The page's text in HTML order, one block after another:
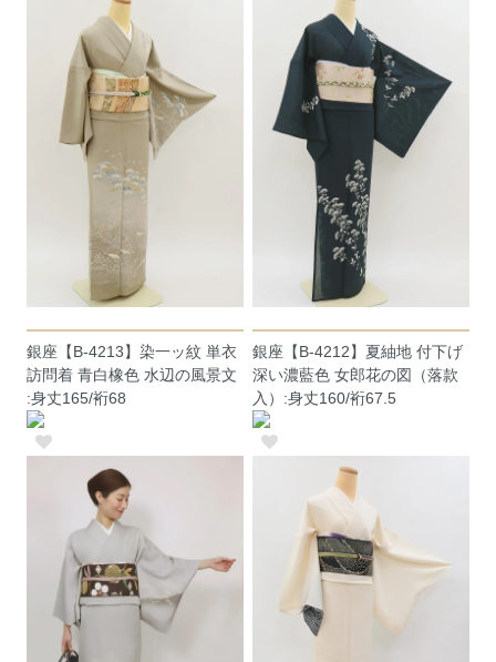
銀座【B-4213】染一ッ紋 単衣
訪問着 青白橡色 水辺の風景文
:身丈165/裄68
銀座【B-4212】夏紬地 付下げ
深い濃藍色 女郎花の図（落款
入）:身丈160/裄67.5